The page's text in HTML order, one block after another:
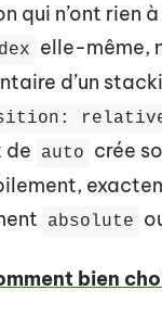
qui n’ont rien
elle-même,
d’un
de auto
crée
absolute
bien